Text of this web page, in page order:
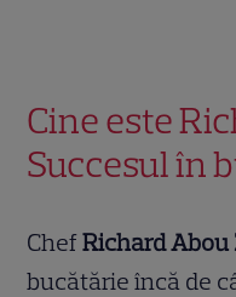
Cine este
Succesul în
ChefRichard Abou
bucătărie încă de